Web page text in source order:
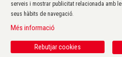
Sitemap | Avís Legal
serveis i mostrar publicitat relacionada amb
seus hàbits de navegació.
Més informació
Rebutjar cookies